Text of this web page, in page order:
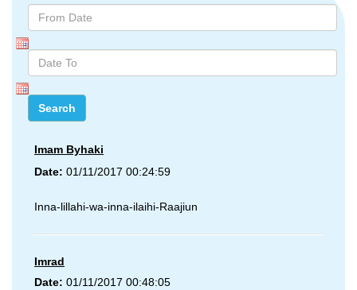
Imam Byhaki
Date: 01/11/2017 00:24:59
Inna-lillahi-wa-inna-ilaihi-Raajiun
Imrad
Date: 01/11/2017 00:48:05